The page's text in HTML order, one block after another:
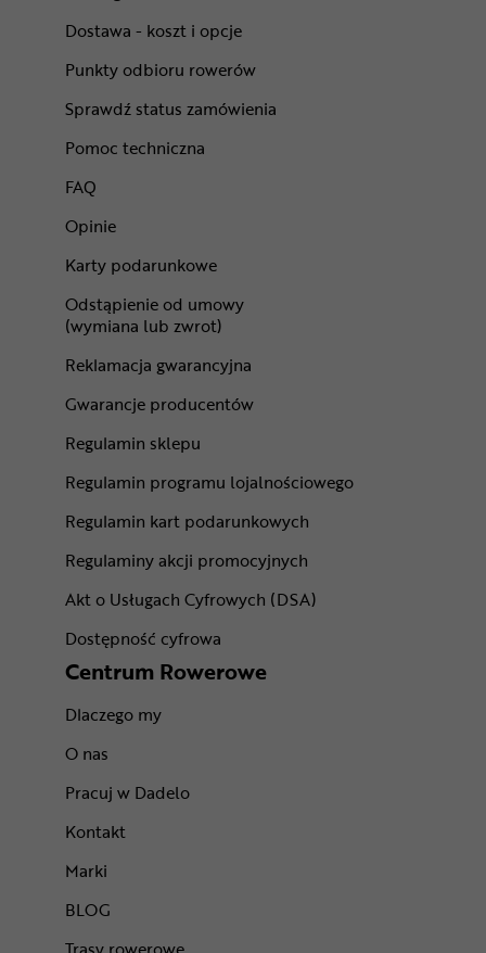
Dostawa - koszt i opcje
Punkty odbioru rowerów
Sprawdź status zamówienia
Pomoc techniczna
FAQ
Opinie
Karty podarunkowe
Odstąpienie od umowy
(wymiana lub zwrot)
Reklamacja gwarancyjna
Gwarancje producentów
Regulamin sklepu
Regulamin programu lojalnościowego
Regulamin kart podarunkowych
Regulaminy akcji promocyjnych
Akt o Usługach Cyfrowych (DSA)
Dostępność cyfrowa
Centrum Rowerowe
Dlaczego my
O nas
Pracuj w Dadelo
Kontakt
Marki
BLOG